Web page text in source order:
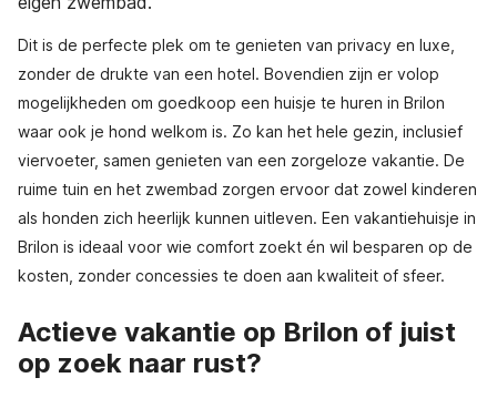
Dit is de perfecte plek om te genieten van privacy en luxe,
zonder de drukte van een hotel. Bovendien zijn er volop
mogelijkheden om goedkoop een huisje te huren in Brilon
waar ook je hond welkom is. Zo kan het hele gezin, inclusief
viervoeter, samen genieten van een zorgeloze vakantie. De
ruime tuin en het zwembad zorgen ervoor dat zowel kinderen
als honden zich heerlijk kunnen uitleven. Een vakantiehuisje in
Brilon is ideaal voor wie comfort zoekt én wil besparen op de
kosten, zonder concessies te doen aan kwaliteit of sfeer.
Actieve vakantie op Brilon of juist
op zoek naar rust?